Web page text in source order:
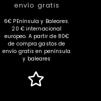
envío gratis
6€ PEnínsula y Baleares.
20 € internacional
europeo. A partir de 80€
de compra gastos de
envío gratis en península
y baleares